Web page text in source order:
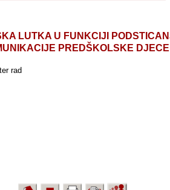
LUTKA U FUNKCIJI
PREDŠKOLSKE DJECE
rad